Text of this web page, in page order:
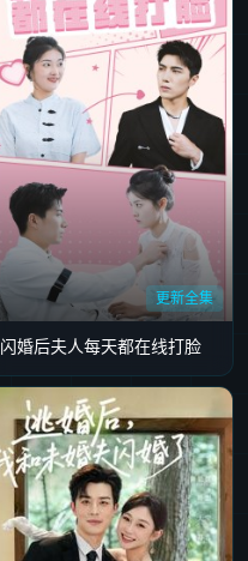
更新全集
闪婚后夫人每天都在线打脸